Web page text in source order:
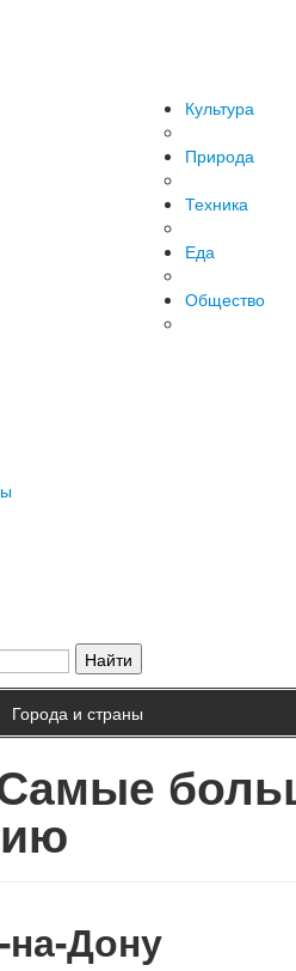
Культура
Природа
Техника
Еда
Общество
Города и страны
на-Дону